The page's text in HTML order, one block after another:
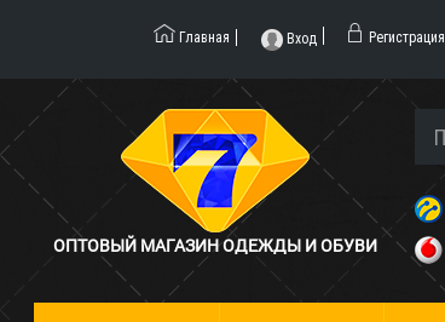
Главная Вход Регистрация
ОПТОВЫЙ МАГАЗИН ОДЕЖДЫ И ОБУВИ